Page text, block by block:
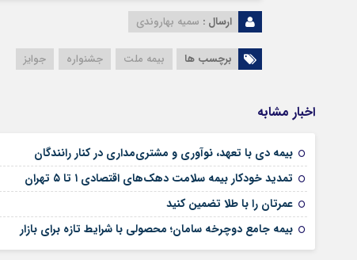
ارسال : سمیه بهاروندی
برچسب ها بیمه ملت جشنواره جوایز
اخبار مشابه
بیمه دی با تعهد، نوآوری و مشتری‌مداری در کنار رانندگان
تمدید خودکار بیمه سلامت دهک‌های اقتصادی ۱ تا ۵ تهران
عمرتان را با طلا تضمین کنید
بیمه جامع دوچرخه سامان؛ محصولی با شرایط تازه برای بازار